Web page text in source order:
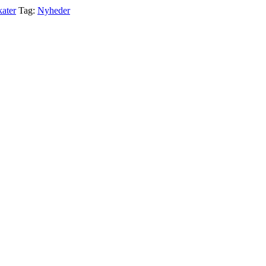
Tag: Nyheder